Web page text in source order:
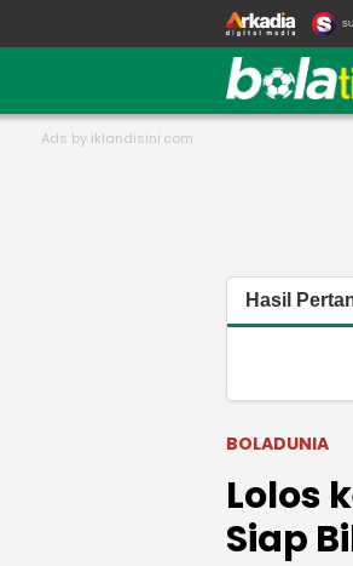
Hasil
BOLADUNIA
Lolos
Siap